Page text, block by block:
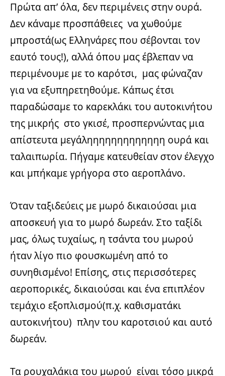
Πρώτα απ’ όλα, δεν περιμένεις στην ουρά.
Δεν κάναμε προσπάθειες να χωθούμε
μπροστά(ως Ελληνάρες που σέβονται τον
εαυτό τους!), αλλά όπου μας έβλεπαν να
περιμένουμε με το καρότσι, μας φώναζαν
για να εξυπηρετηθούμε. Κάπως έτσι
παραδώσαμε το καρεκλάκι του αυτοκινήτου
της μικρής στο γκισέ, προσπερνώντας μια
απίστευτα μεγάληηηηηηηηηηηηη ουρά και
ταλαιπωρία. Πήγαμε κατευθείαν στον έλεγχο
και μπήκαμε γρήγορα στο αεροπλάνο.
Όταν ταξιδεύεις με μωρό δικαιούσαι μια
αποσκευή για το μωρό δωρεάν. Στο ταξίδι
μας, όλως τυχαίως, η τσάντα του μωρού
ήταν λίγο πιο φουσκωμένη από το
συνηθισμένο! Επίσης, στις περισσότερες
αεροπορικές, δικαιούσαι και ένα επιπλέον
τεμάχιο εξοπλισμού(π.χ. καθισματάκι
αυτοκινήτου) πλην του καροτσιού και αυτό
δωρεάν.
Τα ρουχαλάκια του μωρού είναι τόσο μικρά